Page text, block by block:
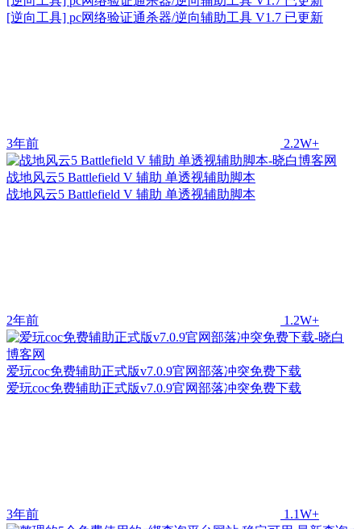
[逆向工具] pc网络验证通杀器/逆向辅助工具 V1.7 已更新
3年前 2.2W+
战地风云5 Battlefield V 辅助 单透视辅助脚本
战地风云5 Battlefield V 辅助 单透视辅助脚本
2年前 1.2W+
爱玩coc免费辅助正式版v7.0.9官网部落冲突免费下载
爱玩coc免费辅助正式版v7.0.9官网部落冲突免费下载
3年前 1.1W+